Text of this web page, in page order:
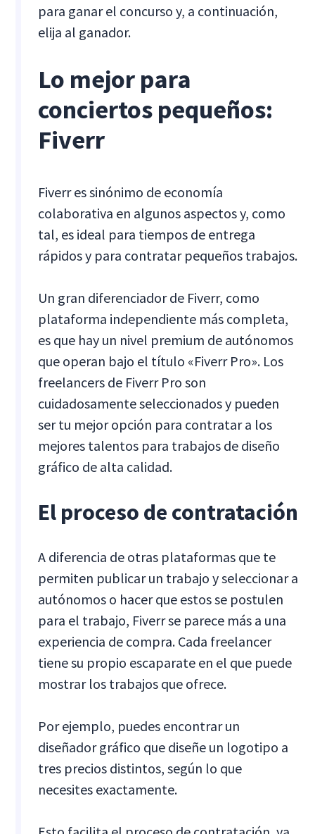
para ganar el concurso y, a continuación,
elija al ganador.
Lo mejor para
conciertos pequeños:
Fiverr
Fiverr es sinónimo de economía
colaborativa en algunos aspectos y, como
tal, es ideal para tiempos de entrega
rápidos y para contratar pequeños trabajos.
Un gran diferenciador de Fiverr, como
plataforma independiente más completa,
es que hay un nivel premium de autónomos
que operan bajo el título «Fiverr Pro». Los
freelancers de Fiverr Pro son
cuidadosamente seleccionados y pueden
ser tu mejor opción para contratar a los
mejores talentos para trabajos de diseño
gráfico de alta calidad.
El proceso de contratación
A diferencia de otras plataformas que te
permiten publicar un trabajo y seleccionar a
autónomos o hacer que estos se postulen
para el trabajo, Fiverr se parece más a una
experiencia de compra. Cada freelancer
tiene su propio escaparate en el que puede
mostrar los trabajos que ofrece.
Por ejemplo, puedes encontrar un
diseñador gráfico que diseñe un logotipo a
tres precios distintos, según lo que
necesites exactamente.